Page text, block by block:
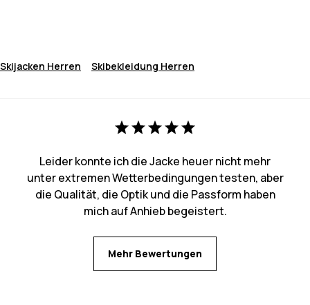
Skijacken Herren Skibekleidung Herren
Leider konnte ich die Jacke heuer nicht mehr
unter extremen Wetterbedingungen testen, aber
die Qualität, die Optik und die Passform haben
mich auf Anhieb begeistert.
Mehr Bewertungen